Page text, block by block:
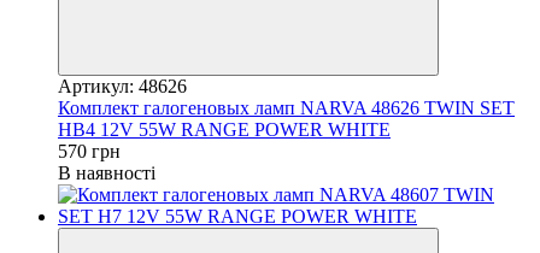
Артикул: 48626
Комплект галогеновых ламп NARVA 48626 TWIN SET
HB4 12V 55W RANGE POWER WHITE
570 грн
В наявності